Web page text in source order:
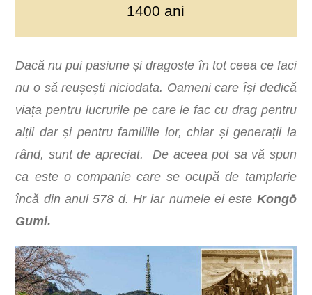
1400 ani
Dacă nu pui pasiune și dragoste în tot ceea ce faci
nu o să reușești niciodata. Oameni care își dedică
viața pentru lucrurile pe care le fac cu drag pentru
alții dar și pentru familiile lor, chiar și generații la
rând, sunt de apreciat. De aceea pot sa vă spun
ca este o companie care se ocupă de tamplarie
încă din anul 578 d. Hr iar numele ei este Kongō
Gumi.